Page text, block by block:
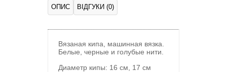
ОПИС ВІДГУКИ (0)
Вязаная кипа, машинная вязка.
Белые, черные и голубые нити.
Диаметр кипы: 16 см, 17 см